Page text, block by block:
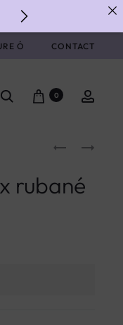
Ó CONTACT
0
rubané